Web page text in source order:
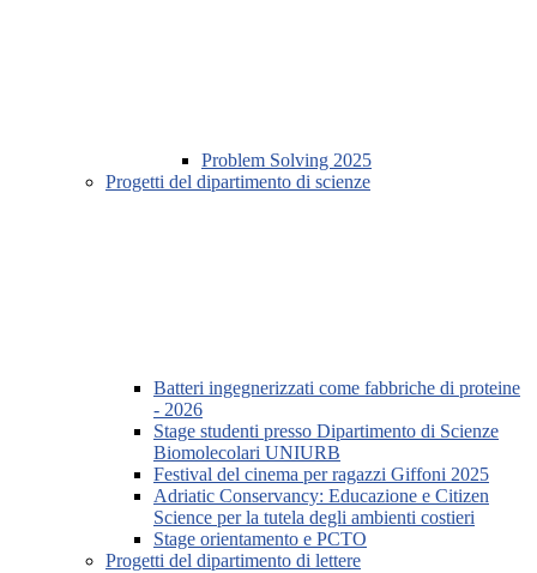
Problem Solving 2025
Progetti del dipartimento di scienze
Batteri ingegnerizzati come fabbriche di proteine
- 2026
Stage studenti presso Dipartimento di Scienze
Biomolecolari UNIURB
Festival del cinema per ragazzi Giffoni 2025
Adriatic Conservancy: Educazione e Citizen
Science per la tutela degli ambienti costieri
Stage orientamento e PCTO
Progetti del dipartimento di lettere